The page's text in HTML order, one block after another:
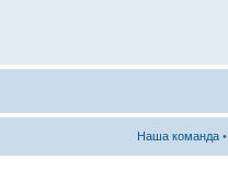
Наша команда •